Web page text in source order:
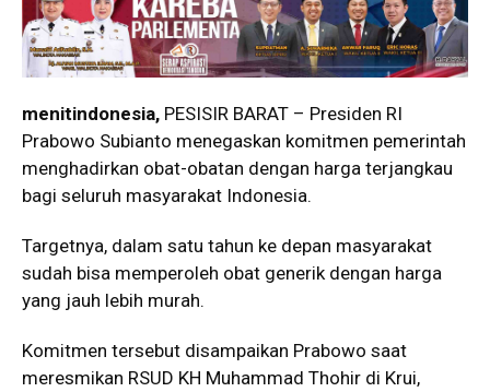
menitindonesia, PESISIR BARAT – Presiden RI
Prabowo Subianto menegaskan komitmen pemerintah
menghadirkan obat-obatan dengan harga terjangkau
bagi seluruh masyarakat Indonesia.
Targetnya, dalam satu tahun ke depan masyarakat
sudah bisa memperoleh obat generik dengan harga
yang jauh lebih murah.
Komitmen tersebut disampaikan Prabowo saat
meresmikan RSUD KH Muhammad Thohir di Krui,